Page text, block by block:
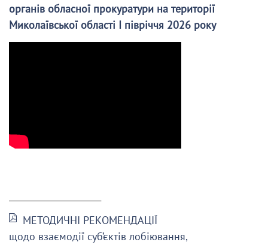
органів обласної прокуратури на території
Миколаївської області І півріччя 2026 року
МЕТОДИЧНІ РЕКОМЕНДАЦІЇ
щодо взаємодії суб’єктів лобіювання,